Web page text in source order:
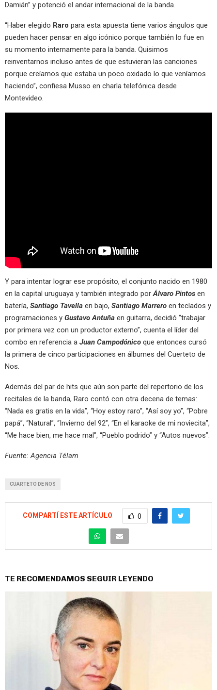
Damián” y potenció el andar internacional de la banda.
“Haber elegido Raro para esta apuesta tiene varios ángulos que
pueden hacer pensar en algo icónico porque también lo fue en
su momento internamente para la banda. Quisimos
reinventarnos incluso antes de que estuvieran las canciones
porque creíamos que estaba un poco oxidado lo que veníamos
haciendo”, confiesa Musso en charla telefónica desde
Montevideo.
Y para intentar lograr ese propósito, el conjunto nacido en 1980
en la capital uruguaya y también integrado porÁlvaro Pintos en
batería, Santiago Tavella en bajo, Santiago Marrero en teclados y
programaciones y Gustavo Antuña en guitarra, decidió “trabajar
por primera vez con un productor externo”, cuenta el líder del
combo en referencia a Juan Campodónico que entonces cursó
la primera de cinco participaciones en álbumes del Cuerteto de
Nos.
Además del par de hits que aún son parte del repertorio de los
recitales de la banda, Raro contó con otra decena de temas:
“Nada es gratis en la vida”, “Hoy estoy raro”, “Así soy yo”, “Pobre
papá”, “Natural”, “Invierno del 92”, “En el karaoke de mi noviecita”,
“Me hace bien, me hace mal”, “Pueblo podrido” y “Autos nuevos”.
Fuente: Agencia Télam
CUARTETO DE NOS
COMPARTÍ ESTE ARTÍCULO 0
TE RECOMENDAMOS SEGUIR LEYENDO